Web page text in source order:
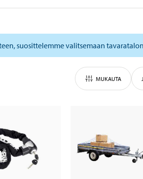
suosittelemme valitsemaan tavaratalon
MUKAUTA